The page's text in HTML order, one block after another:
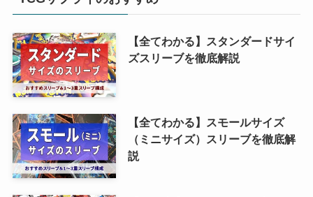
【全てわかる】スタンダードサイ
ズスリーブを徹底解説
【全てわかる】スモールサイズ
（ミニサイズ）スリーブを徹底解
説